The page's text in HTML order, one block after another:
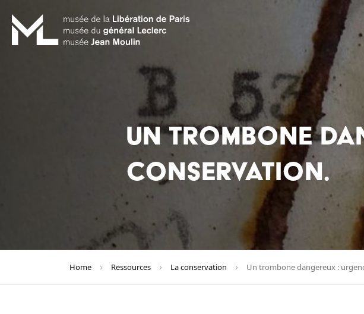
UN TROMBONE
CONSERVATION.
Home Ressources La conservation Un trombone dangereux :